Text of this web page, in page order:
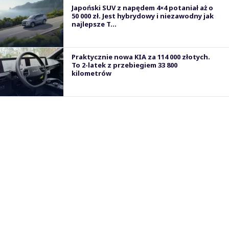
Japoński SUV z napędem 4×4 potaniał aż o
50 000 zł. Jest hybrydowy i niezawodny jak
najlepsze T...
Praktycznie nowa KIA za 114 000 złotych.
To 2-latek z przebiegiem 33 800
kilometrów